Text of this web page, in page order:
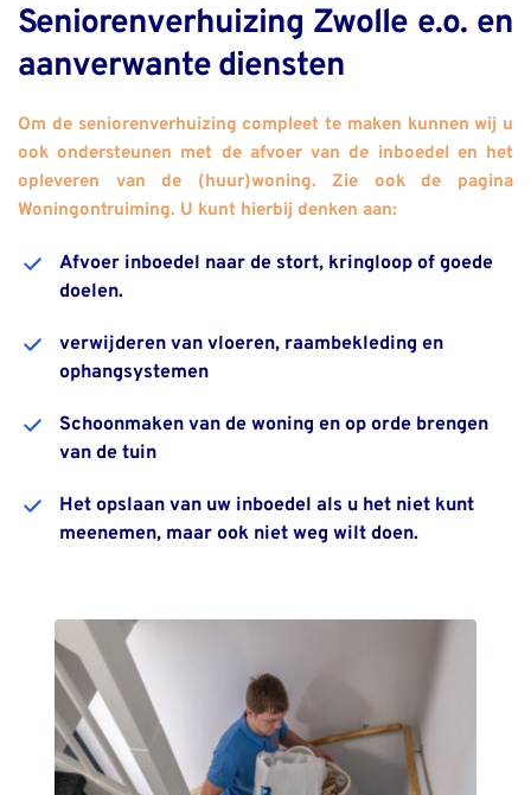
Seniorenverhuizing Zwolle e.o. en
aanverwante diensten
Om de seniorenverhuizing compleet te maken kunnen wij u
ook ondersteunen met de afvoer van de inboedel en het
opleveren van de (huur)woning. Zie ook de pagina
Woningontruiming. U kunt hierbij denken aan:
Afvoer inboedel naar de stort, kringloop of goede
doelen.
verwijderen van vloeren, raambekleding en
ophangsystemen
Schoonmaken van de woning en op orde brengen
van de tuin
Het opslaan van uw inboedel als u het niet kunt
meenemen, maar ook niet weg wilt doen.